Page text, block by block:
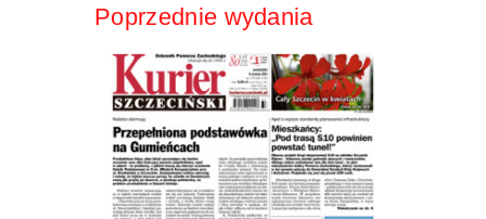
Poprzednie wydania